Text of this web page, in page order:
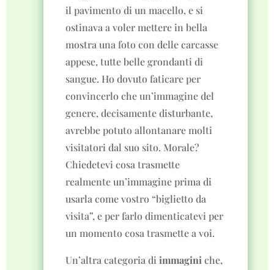
il pavimento di un macello, e si
ostinava a voler mettere in bella
mostra una foto con delle carcasse
appese, tutte belle grondanti di
sangue. Ho dovuto faticare per
convincerlo che un’immagine del
genere, decisamente disturbante,
avrebbe potuto allontanare molti
visitatori dal suo sito. Morale?
Chiedetevi cosa trasmette
realmente un’immagine prima di
usarla come vostro “biglietto da
visita”, e per farlo dimenticatevi per
un momento cosa trasmette a voi.
Un’altra categoria diimmagini che,